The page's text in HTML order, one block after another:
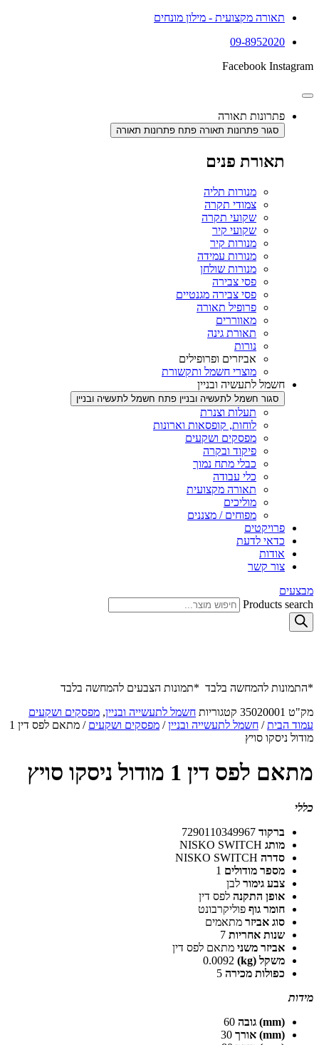
תאורה מקצועית - מילון מונחים
09-8952020
Facebook Instagram
פתרונות תאורה
סגור פתרונות תאורה פתח פתרונות תאורה
תאורת פנים
מנורות תליה
צמודי תקרה
שקועי תקרה
שקועי קיר
מנורות קיר
מנורות עמידה
מנורות שולחן
פסי צבירה
פסי צבירה מגנטיים
פרופיל תאורה
מאווררים
תאורת גינה
נורות
אביזרים ופרופילים
מוצרי חשמל ותקשורת
חשמל לתעשיה ובניין
סגור חשמל לתעשיה ובניין פתח חשמל לתעשיה ובניין
תעלות וצנרת
לוחות, קופסאות וארונות
מפסקים ושקעים
פיקוד ובקרה
כבלי מתח נמוך
כלי עבודה
תאורה מקצועית
מוליכים
מפוחים / מצננים
פרויקטים
כדאי לדעת
אודות
צור קשר
מבצעים
Products search
*התמונות להמחשה בלבד *תמונות הצבעים להמחשה בלבד
מק"ט 35020001 קטגוריות חשמל לתעשייה ובניין, מפסקים ושקעים
עמוד הבית/ חשמל לתעשייה ובניין/ מפסקים ושקעים
/ מתאם לפס דין 1
מודול ניסקו סויץ
מתאם לפס דין 1 מודול ניסקו סויץ
כללי
ברקוד 7290110349967
מותג NISKO SWITCH
סדרה NISKO SWITCH
מספר מודולים 1
צבע גימור לבן
אופן התקנה לפס דין
חומר גוף פוליקרבונט
סוג אביזר מתאמים
שנות אחריות 7
אביזר משני מתאם לפס דין
משקל (kg)
0.0092
כפולות מכירה 5
מידות
(mm) גובה
60
(mm) אורך
30